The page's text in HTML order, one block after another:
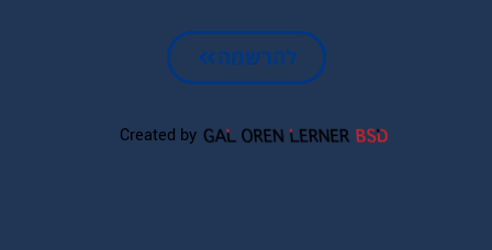
להרשמה
Created by